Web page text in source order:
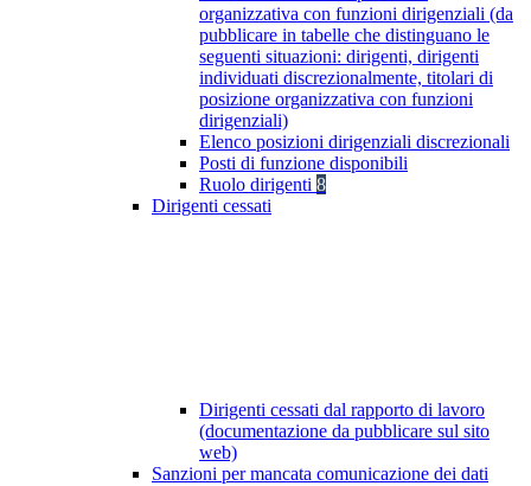
organizzativa con funzioni dirigenziali (da
pubblicare in tabelle che distinguano le
seguenti situazioni: dirigenti, dirigenti
individuati discrezionalmente, titolari di
posizione organizzativa con funzioni
dirigenziali)
Elenco posizioni dirigenziali discrezionali
Posti di funzione disponibili
Ruolo dirigenti 8
Dirigenti cessati
Dirigenti cessati dal rapporto di lavoro
(documentazione da pubblicare sul sito
web)
Sanzioni per mancata comunicazione dei dati